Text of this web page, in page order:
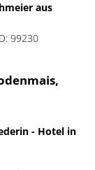
aus
99230
- Hotel in